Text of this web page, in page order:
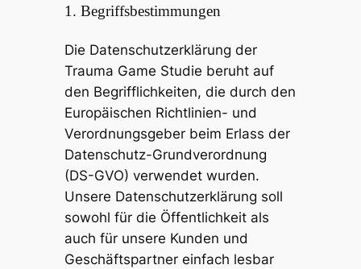
1. Begriffsbestimmungen
Die Datenschutzerklärung der
Trauma Game Studie beruht auf
den Begrifflichkeiten, die durch den
Europäischen Richtlinien- und
Verordnungsgeber beim Erlass der
Datenschutz-Grundverordnung
(DS-GVO) verwendet wurden.
Unsere Datenschutzerklärung soll
sowohl für die Öffentlichkeit als
auch für unsere Kunden und
Geschäftspartner einfach lesbar